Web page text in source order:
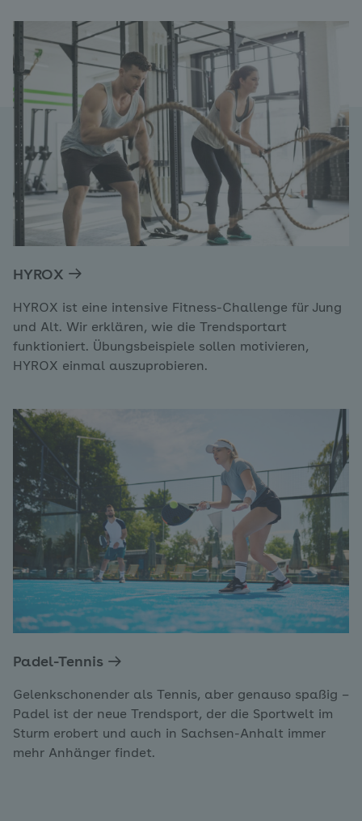
HYROX
HYROX ist eine intensive Fitness-Challenge für Jung
und Alt. Wir erklären, wie die Trendsportart
funktioniert. Übungsbeispiele sollen motivieren,
HYROX einmal auszuprobieren.
Padel-Tennis
Gelenkschonender als Tennis, aber genauso spaßig –
Padel ist der neue Trendsport, der die Sportwelt im
Sturm erobert und auch in Sachsen-Anhalt immer
mehr Anhänger findet.